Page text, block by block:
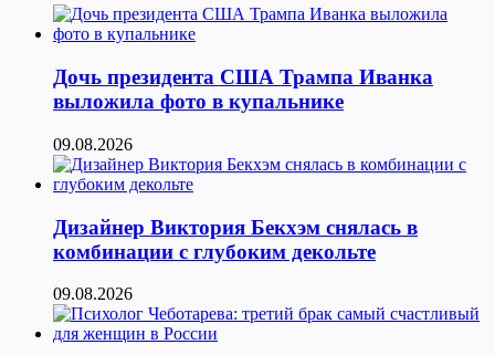
Дочь президента США Трампа Иванка
выложила фото в купальнике
09.08.2026
Дизайнер Виктория Бекхэм снялась в
комбинации с глубоким декольте
09.08.2026